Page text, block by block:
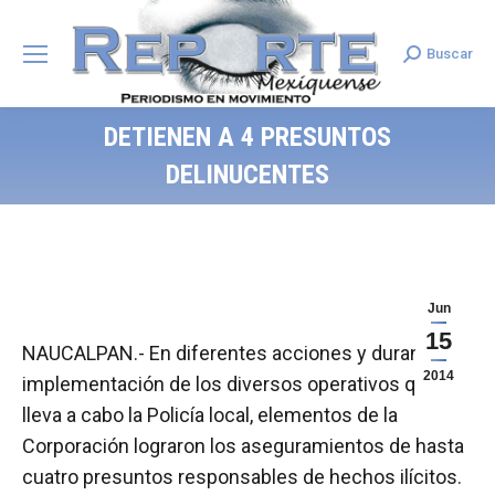
Search:
Buscar
DETIENEN A 4 PRESUNTOS
DELINUCENTES
Jun
15
2014
NAUCALPAN.- En diferentes acciones y durante la
implementación de los diversos operativos que
lleva a cabo la Policía local, elementos de la
Corporación lograron los aseguramientos de hasta
cuatro presuntos responsables de hechos ilícitos.